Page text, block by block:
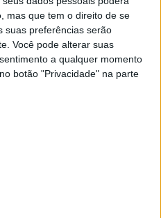
mas que tem o direito de se
suas preferências serão
Você pode alterar suas
a qualquer momento
botão "Privacidade" na parte
de Felipe Pires reagiram,
35, de Mauro que deu o
os conjuntos criaram
na finalização